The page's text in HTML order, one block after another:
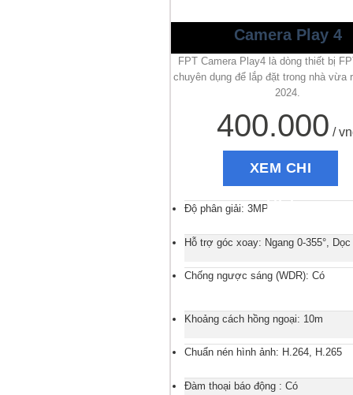
Camera Play 4
FPT Camera Play4 là dòng thiết bị
chuyên dụng để lắp đặt trong nhà vừa
2024.
400.000 /
XEM CHI
TIẾT
Độ phân giải: 3MP
Hỗ trợ góc xoay: Ngang 0-355°, Dọc
Chống ngược sáng (WDR): Có
Khoảng cách hồng ngoại: 10m
Chuẩn nén hình ảnh: H.264, H.265
Đàm thoại báo động : Có